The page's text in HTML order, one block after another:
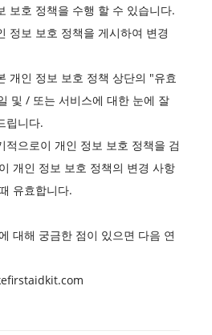
보호 정책을 수행 할 수 있습니다.
정보 보호 정책을 게시하여 변경
개인 정보 보호 정책 상단의 "유효
및 / 또는 서비스에 대한 눈에 잘
립니다.
적으로이 개인 정보 보호 정책을 검
개인 정보 보호 정책의 변경 사항
유효합니다.
대해 궁금한 점이 있으면 다음 연